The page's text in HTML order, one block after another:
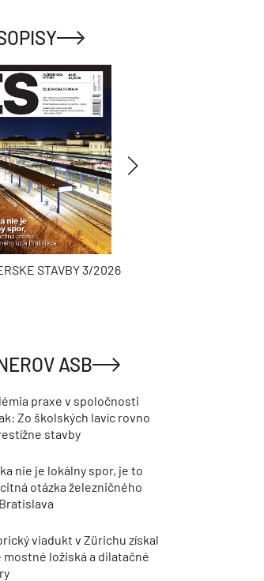
STAVBY 3/2026
ASB
praxe v spoločnosti
Zo školských lavíc rovno
stavby
nie je lokálny spor, je to
otázka železničného
viadukt v Zürichu získal
mostné ložiská a dilatačné